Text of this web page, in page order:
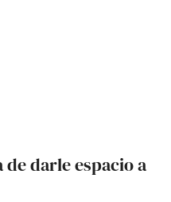
de darle espacio a